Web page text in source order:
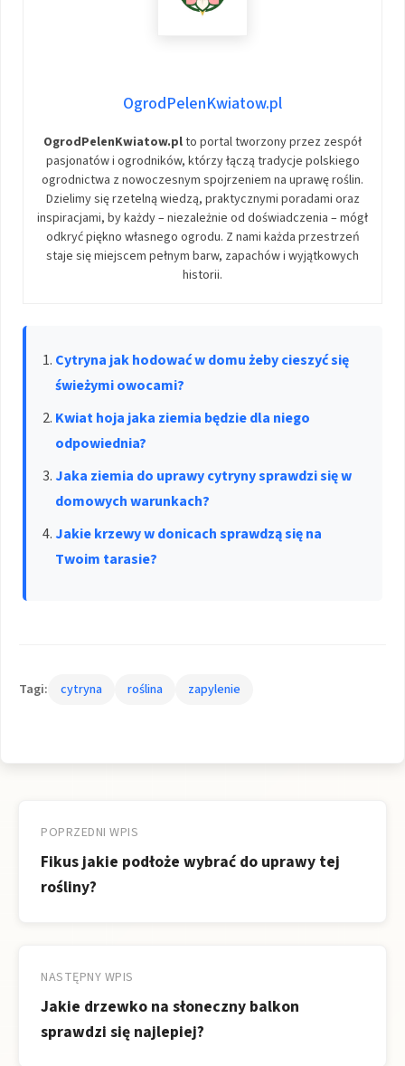
OgrodPelenKwiatow.pl
OgrodPelenKwiatow.plto portal tworzony przez zespół
pasjonatów i ogrodników, którzy łączą tradycje polskiego
ogrodnictwa z nowoczesnym spojrzeniem na uprawę roślin.
Dzielimy się rzetelną wiedzą, praktycznymi poradami oraz
inspiracjami, by każdy – niezależnie od doświadczenia – mógł
odkryć piękno własnego ogrodu. Z nami każda przestrzeń
staje się miejscem pełnym barw, zapachów i wyjątkowych
historii.
Cytryna jak hodować w domu żeby cieszyć się
świeżymi owocami?
Kwiat hoja jaka ziemia będzie dla niego
odpowiednia?
Jaka ziemia do uprawy cytryny sprawdzi się w
domowych warunkach?
Jakie krzewy w donicach sprawdzą się na
Twoim tarasie?
Tagi: cytryna roślina zapylenie
wpisu
POPRZEDNI WPIS
Fikus jakie podłoże wybrać do uprawy tej
rośliny?
NASTĘPNY WPIS
Jakie drzewko na słoneczny balkon
sprawdzi się najlepiej?